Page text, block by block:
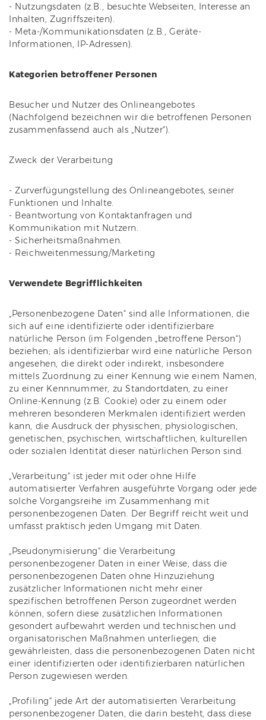
- Nutzungsdaten (z.B., besuchte Webseiten, Interesse an
Inhalten, Zugriffszeiten).
- Meta-/Kommunikationsdaten (z.B., Geräte-
Informationen, IP-Adressen).
Kategorien betroffener Personen
Besucher und Nutzer des Onlineangebotes
(Nachfolgend bezeichnen wir die betroffenen Personen
zusammenfassend auch als „Nutzer“).
Zweck der Verarbeitung
- Zurverfügungstellung des Onlineangebotes, seiner
Funktionen und Inhalte.
- Beantwortung von Kontaktanfragen und
Kommunikation mit Nutzern.
- Sicherheitsmaßnahmen.
- Reichweitenmessung/Marketing
Verwendete Begrifflichkeiten
„Personenbezogene Daten“ sind alle Informationen, die
sich auf eine identifizierte oder identifizierbare
natürliche Person (im Folgenden „betroffene Person“)
beziehen; als identifizierbar wird eine natürliche Person
angesehen, die direkt oder indirekt, insbesondere
mittels Zuordnung zu einer Kennung wie einem Namen,
zu einer Kennnummer, zu Standortdaten, zu einer
Online-Kennung (z.B. Cookie) oder zu einem oder
mehreren besonderen Merkmalen identifiziert werden
kann, die Ausdruck der physischen, physiologischen,
genetischen, psychischen, wirtschaftlichen, kulturellen
oder sozialen Identität dieser natürlichen Person sind.
„Verarbeitung“ ist jeder mit oder ohne Hilfe
automatisierter Verfahren ausgeführte Vorgang oder jede
solche Vorgangsreihe im Zusammenhang mit
personenbezogenen Daten. Der Begriff reicht weit und
umfasst praktisch jeden Umgang mit Daten.
„Pseudonymisierung“ die Verarbeitung
personenbezogener Daten in einer Weise, dass die
personenbezogenen Daten ohne Hinzuziehung
zusätzlicher Informationen nicht mehr einer
spezifischen betroffenen Person zugeordnet werden
können, sofern diese zusätzlichen Informationen
gesondert aufbewahrt werden und technischen und
organisatorischen Maßnahmen unterliegen, die
gewährleisten, dass die personenbezogenen Daten nicht
einer identifizierten oder identifizierbaren natürlichen
Person zugewiesen werden.
„Profiling“ jede Art der automatisierten Verarbeitung
personenbezogener Daten, die darin besteht, dass diese